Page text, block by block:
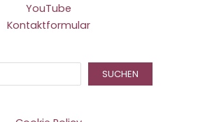
YouTube
Kontaktformular
SUCHEN